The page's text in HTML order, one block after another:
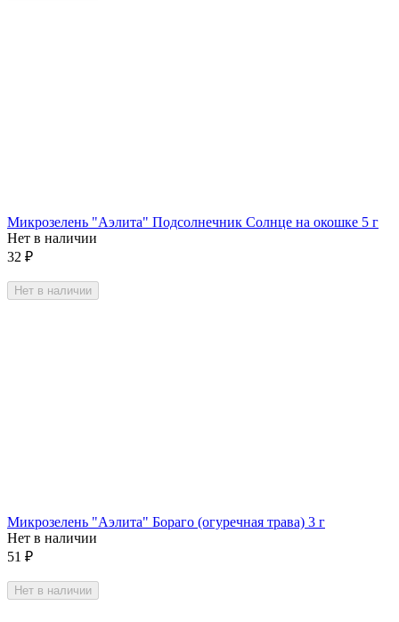
Микрозелень "Аэлита" Подсолнечник Солнце на окошке 5 г
Нет в наличии
32 ₽
Нет в наличии
Микрозелень "Аэлита" Бораго (огуречная трава) 3 г
Нет в наличии
51 ₽
Нет в наличии